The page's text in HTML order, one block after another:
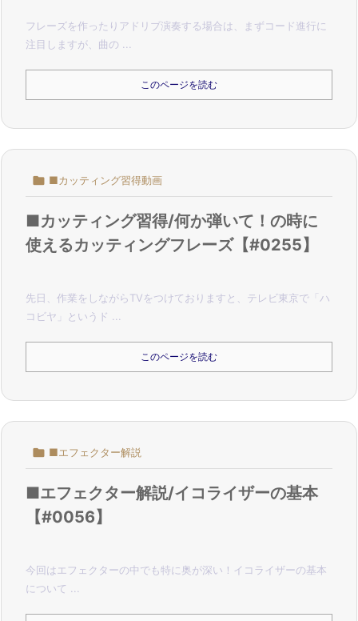
フレーズを作ったりアドリブ演奏する場合は、まずコード進行に
注目しますが、 曲の ...
このページを読む
 ■カッティング習得動画
■カッティング習得/何か弾いて！の時に
使えるカッティングフレーズ【#0255】
先日、作業をしながらTVをつけておりますと、 テレビ東京で「ハ
コビヤ」というド ...
このページを読む
 ■エフェクター解説
■エフェクター解説/イコライザーの基本
【#0056】
今回はエフェクターの中でも特に奥が深い！ イコライザーの基本
について ...